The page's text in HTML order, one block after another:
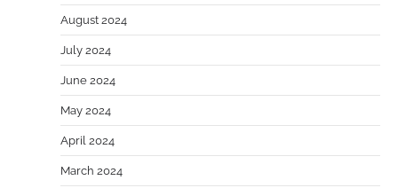
August 2024
July 2024
June 2024
May 2024
April 2024
March 2024